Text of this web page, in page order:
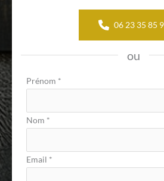
06 23 35 85
ou
Formulaire
avec
téléphone
Prénom *
Nom *
Email *